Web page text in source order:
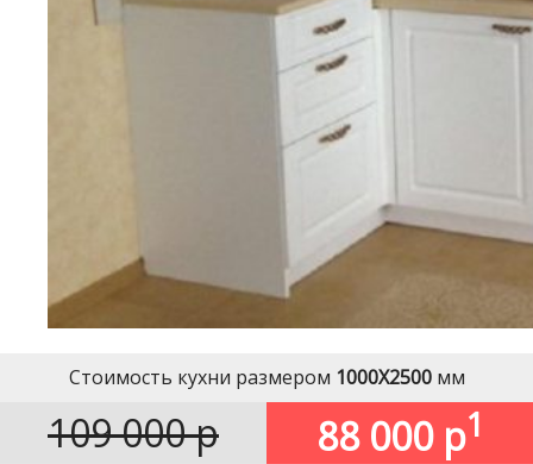
Стоимость кухни размером 1000Х2500мм
109 000 р 88 000 р1